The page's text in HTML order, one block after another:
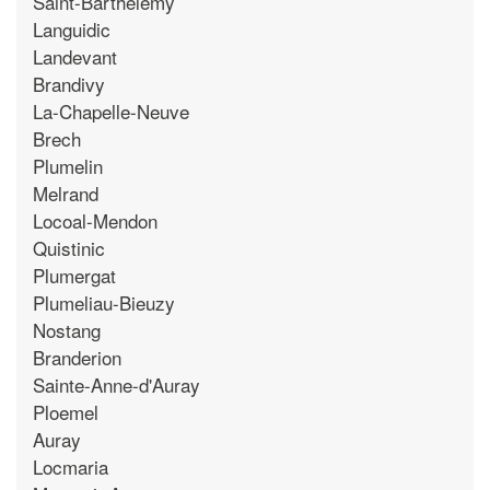
Languidic
Landevant
Brandivy
La-Chapelle-Neuve
Brech
Plumelin
Melrand
Locoal-Mendon
Quistinic
Plumergat
Plumeliau-Bieuzy
Nostang
Branderion
Sainte-Anne-d'Auray
Ploemel
Auray
Locmaria